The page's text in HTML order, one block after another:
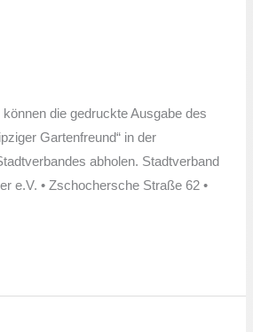
die gedruckte Ausgabe des
Gartenfreund“ in der
abholen. Stadtverband
e.V. • Zschochersche Straße 62 •